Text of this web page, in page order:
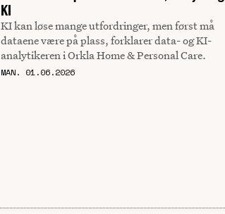
KI
KI kan løse mange utfordringer, men først må
dataene være på plass, forklarer data- og KI-
analytikeren i Orkla Home & Personal Care.
MAN. 01.06.2026